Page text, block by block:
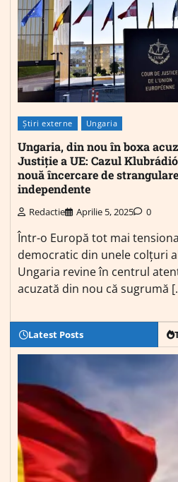
Știri externe Ungaria
Ungaria, din nou în boxa
Justiție a UE: Cazul
nouă încercare de
independente
Redactie Aprilie 5, 2025 0
Într-o Europă tot mai
democratic din unele colțuri
Ungaria revine în centrul
acuzată din nou că sugrumă
Latest Posts